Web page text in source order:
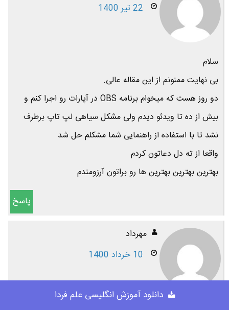
22 تیر 1400
سلام
بی نهایت ممنونم از این مقاله عالی.
دو روز هست که میخوام برنامه OBS در آپارات رو اجرا کنم و
بیش از ده تا ویدئو دیدم ولی مشکل سیاهی لپ تاپ برطرف
نشد تا با استفاده از راهنمایی شما مشکلم حل شد
واقعا از ته دل دعاتون کردم
بهترین بهترین بهترین ها رو براتون آرزومندم
پاسخ
مهرداد
10 خرداد 1400
دانلود آموزش انگلیسی علم فردا